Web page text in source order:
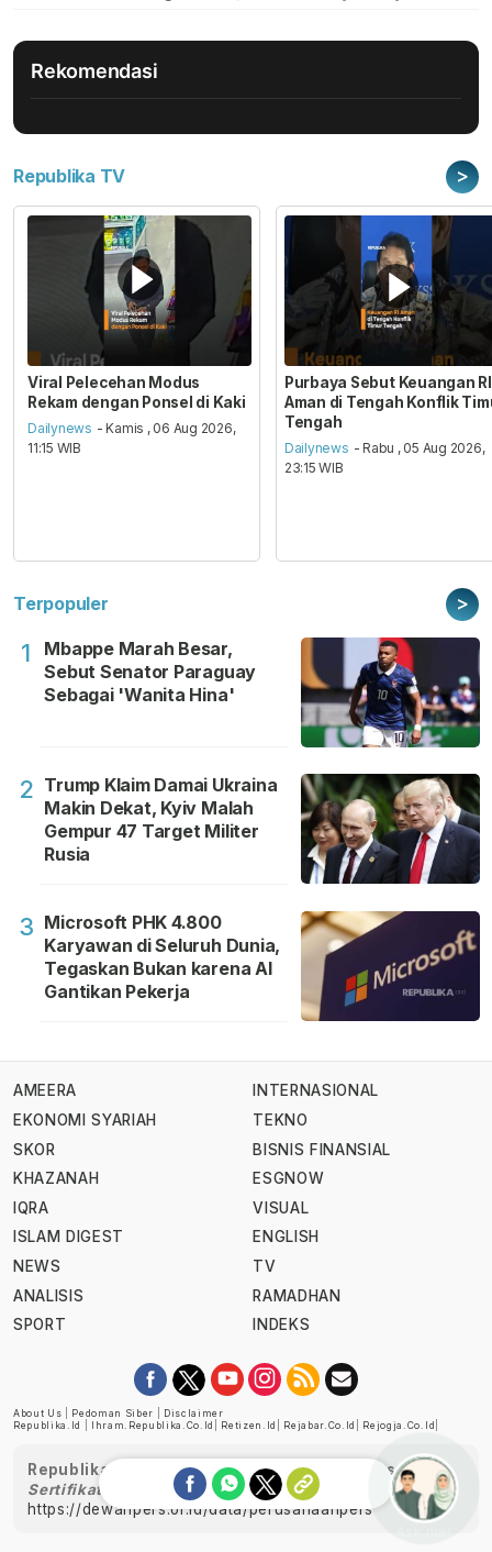
Rekomendasi
Republika TV >
Viral Pelecehan Modus
Rekam dengan Ponsel di Kaki
Dailynews - Kamis , 06 Aug 2026,
11:15 WIB
Purbaya Sebut Keuangan RI
Aman di Tengah Konflik
Tengah
Dailynews - Rabu , 05 Aug 2026,
23:15 WIB
Terpopuler >
1
Mbappe Marah Besar,
Sebut Senator Paraguay
Sebagai 'Wanita Hina'
2 Trump Klaim Damai Ukraina
Makin Dekat, Kyiv Malah
Gempur 47 Target Militer
Rusia
3 Microsoft PHK 4.800
Karyawan di Seluruh Dunia,
Tegaskan Bukan karena AI
Gantikan Pekerja
AMEERA
EKONOMI SYARIAH
SKOR
KHAZANAH
IQRA
ISLAM DIGEST
NEWS
ANALISIS
SPORT
INTERNASIONAL
TEKNO
BISNIS FINANSIAL
ESGNOW
VISUAL
ENGLISH
TV
RAMADHAN
INDEKS
About Us Pedoman Siber
Disclaimer
Republika.id
Ihram.republika.co.id Retizen.id Rejabar.co.id Rejogja.co.id
Republika telah diverifikasi oleh Dewan Pers
Sertifikat Nomor 1058/DP-Verifikasi/K/XII/2022
https://dewanpers.or.id/data/perusahaanpers